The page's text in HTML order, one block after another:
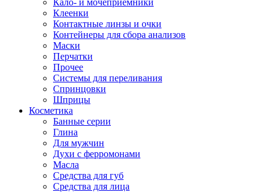
Кало- и мочеприемники
Клеенки
Контактные линзы и очки
Контейнеры для сбора анализов
Маски
Перчатки
Прочее
Системы для переливания
Спринцовки
Шприцы
Косметика
Банные серии
Глина
Для мужчин
Духи с ферромонами
Масла
Средства для губ
Средства для лица